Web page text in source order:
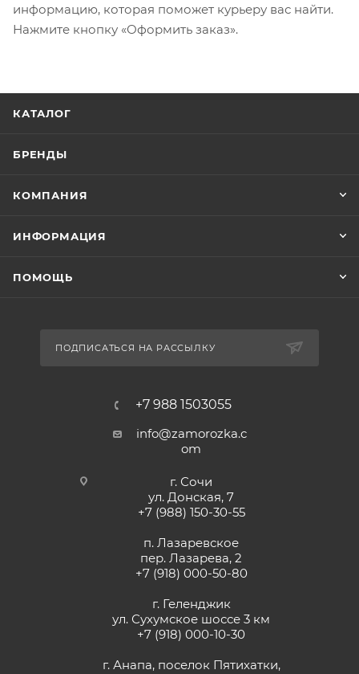
информацию, которая поможет курьеру вас найти.
Нажмите кнопку «Оформить заказ».
КАТАЛОГ
БРЕНДЫ
КОМПАНИЯ
ИНФОРМАЦИЯ
ПОМОЩЬ
ПОДПИСАТЬСЯ НА РАССЫЛКУ
+7 988 1503055
info@zamorozka.c
om
г. Сочи
ул. Донская, 7
+7 (988) 150-30-55
п. Лазаревское
пер. Лазарева, 2
+7 (918) 000-50-80
г. Геленджик
ул. Сухумское шоссе 3 км
+7 (918) 000-10-30
г. Анапа, поселок Пятихатки,